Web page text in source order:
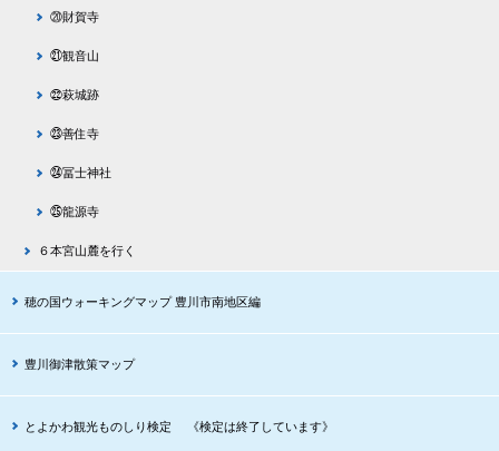
⑳財賀寺
㉑観音山
㉒萩城跡
㉓善住寺
㉔冨士神社
㉕龍源寺
６本宮山麓を行く
穂の国ウォーキングマップ 豊川市南地区編
豊川御津散策マップ
とよかわ観光ものしり検定 《検定は終了しています》